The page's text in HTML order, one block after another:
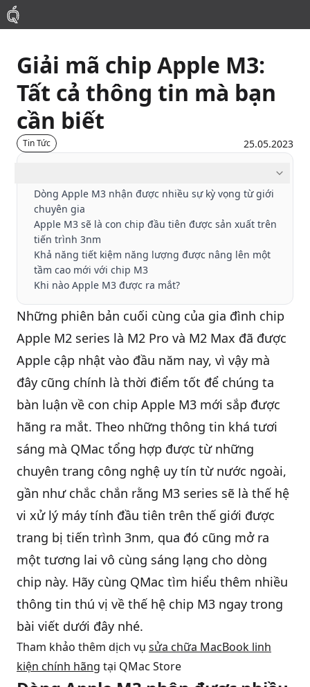
Mac
MacBook Pro
MacBook Air
Thu Mua
Sửa Chữa
Thay Linh Kiện
QBlog
Giải mã chip Apple M3:
Tất cả thông tin mà bạn
cần biết
Tin Tức 25.05.2023
Dòng Apple M3 nhận được nhiều sự kỳ vọng từ giới
chuyên gia
Apple M3 sẽ là con chip đầu tiên được sản xuất trên
tiến trình 3nm
Khả năng tiết kiệm năng lượng được nâng lên một
tầm cao mới với chip M3
Khi nào Apple M3 được ra mắt?
Những phiên bản cuối cùng của gia đình chip
Apple M2 series là M2 Pro và M2 Max đã được
Apple cập nhật vào đầu năm nay, vì vậy mà
đây cũng chính là thời điểm tốt để chúng ta
bàn luận về con chip Apple M3 mới sắp được
hãng ra mắt. Theo những thông tin khá tươi
sáng mà QMac tổng hợp được từ những
chuyên trang công nghệ uy tín từ nước ngoài,
gần như chắc chắn rằng M3 series sẽ là thế hệ
vi xử lý máy tính đầu tiên trên thế giới được
trang bị tiến trình 3nm, qua đó cũng mở ra
một tương lai vô cùng sáng lạng cho dòng
chip này. Hãy cùng QMac tìm hiểu thêm nhiều
thông tin thú vị về thế hệ chip M3 ngay trong
bài viết dưới đây nhé.
Tham khảo thêm dịch vụ sửa chữa MacBook linh
kiện chính hãng tại QMac Store